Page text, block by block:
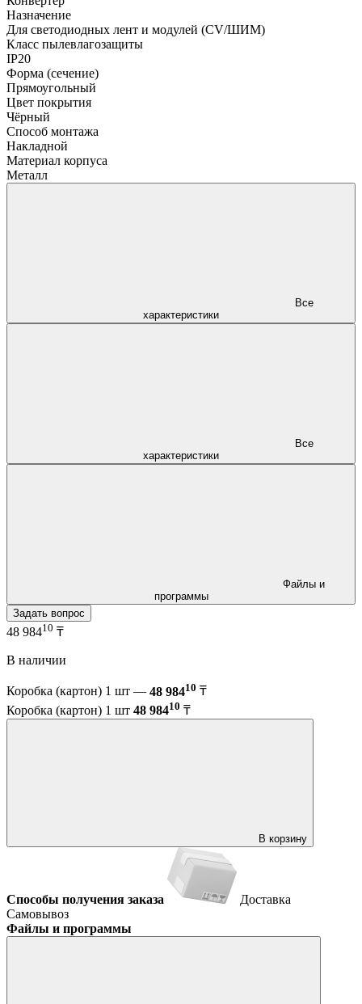
Назначение
Для светодиодных лент и модулей (CV/ШИМ)
Класс пылевлагозащиты
IP20
Форма (сечение)
Прямоугольный
Цвет покрытия
Чёрный
Способ монтажа
Накладной
Материал корпуса
Металл
характеристики
характеристики
программы
Задать вопрос
48 98410 ₸
В наличии
Коробка (картон) 1 шт — 48 98410 ₸
Коробка (картон) 1 шт 48 98410 ₸
В корзину
Способы получения заказа
Доставка
Самовывоз
Файлы и программы